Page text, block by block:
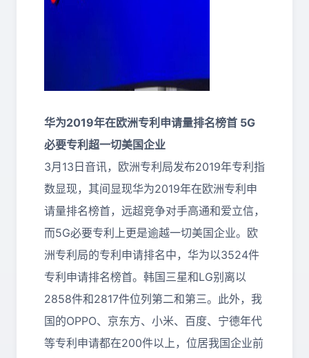
华为2019年在欧洲专利申请量排名榜首 5G
必要专利超一切美国企业
3月13日音讯，欧洲专利局发布2019年专利指
数显现，其间显现华为2019年在欧洲专利申
请量排名榜首，远超竞争对手高通和爱立信，
而5G必要专利上更是逾越一切美国企业。欧
洲专利局的专利申请排名中，华为以3524件
专利申请排名榜首。韩国三星和LG别离以
2858件和2817件位列第二和第三。此外，我
国的OPPO、京东方、小米、百度、宁德年代
等专利申请都在200件以上，位居我国企业前